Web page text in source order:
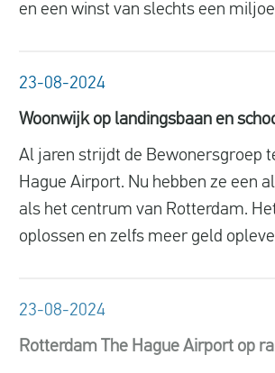
en een winst van slechts een
23-08-2024
Woonwijk op landingsbaan en
Al jaren strijdt de Bewonersgroep
Hague Airport. Nu hebben ze een
als het centrum van Rotterdam.
oplossen en zelfs meer geld
23-08-2024
Rotterdam The Hague Airport op